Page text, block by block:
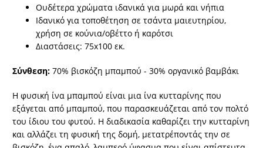
Ουδέτερα χρώματα ιδανικά για μωρά και νήπια
Ιδανικό για τοποθέτηση σε τσάντα μαιευτηρίου,
χρήση σε κούνια/οβέττο ή καρότσι
Διαστάσεις: 75x100 εκ.
Σύνθεση:70% βισκόζη μπαμπού - 30% οργανικό βαμβάκι
Η φυσική ίνα μπαμπού είναι μια ίνα κυτταρίνης που
εξάγεται από μπαμπού, που παρασκευάζεται από τον πολτό
του ίδιου του φυτού. Η διαδικασία καθαρίζει την κυτταρίνη
και αλλάζει τη φυσική της δομή, μετατρέποντάς την σε